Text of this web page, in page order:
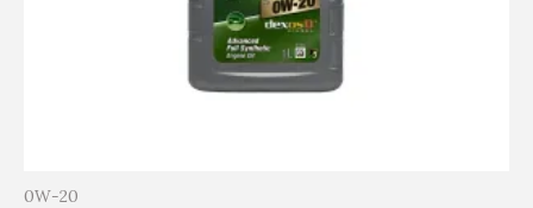
0W-20